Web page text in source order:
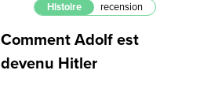
Histoire recension
Comment Adolf est
devenu Hitler